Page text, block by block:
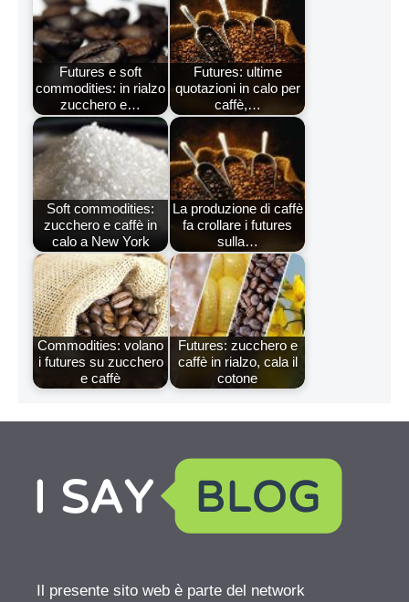
Futures e soft
commodities: in rialzo
zucchero e…
Futures: ultime
quotazioni in calo per
caffè,…
Soft commodities:
zucchero e caffè in
calo a New York
La produzione di caffè
fa crollare i futures
sulla…
Commodities: volano
i futures su zucchero
e caffè
Futures: zucchero e
caffè in rialzo, cala il
cotone
Il presente sito web è parte del network